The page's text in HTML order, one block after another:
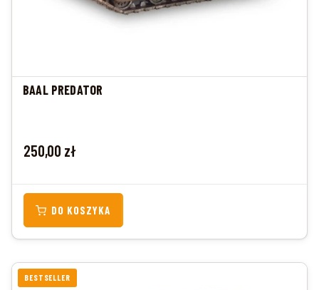
BAAL PREDATOR
Cena
250,00 zł
DO KOSZYKA
BESTSELLER